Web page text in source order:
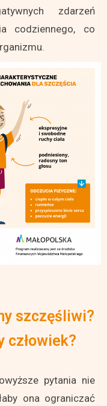
zdarzeń
codziennego, co
szczęśliwi?
człowiek?
pytania nie
ona ograniczać